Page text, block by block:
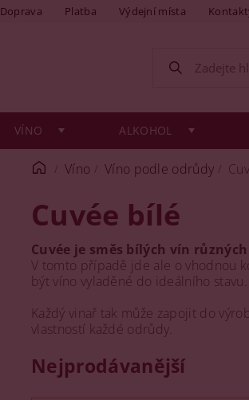
Doprava Platba Výdejní místa
VÍNO ALKOHOL
Víno Víno podle odrůdy
Cuvée bílé
Cuvée je směs bílých vín
V tomto případě jde ale o vhodnou
být víno vyladěné do ideálního stavu.
Každý vinař tak může zapojit do
vlastností každé odrůdy.
Nejprodávanější